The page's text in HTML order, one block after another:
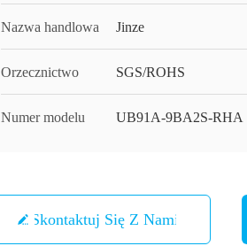
Nazwa handlowa Jinze
Orzecznictwo SGS/ROHS
Numer modelu UB91A-9BA2S-RHA
Skontaktuj Się Z Nami